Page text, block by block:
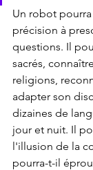
Un robot
précision à
questions. Il
sacrés,
religions,
adapter son
dizaines de
jour et nuit. Il
l'illusion de la
pourra-t-il